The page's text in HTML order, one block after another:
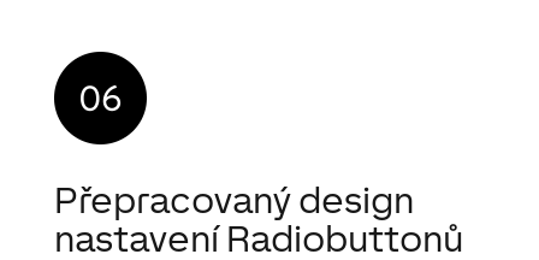
Přepracovaný design
nastavení Radiobuttonů